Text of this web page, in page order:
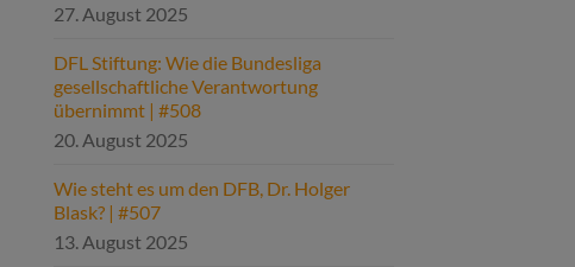
27. August 2025
DFL Stiftung: Wie die Bundesliga
gesellschaftliche Verantwortung
übernimmt | #508
20. August 2025
Wie steht es um den DFB, Dr. Holger
Blask? | #507
13. August 2025